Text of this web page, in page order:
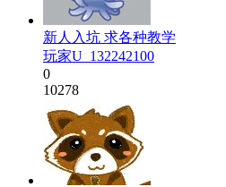
新人入坑 求各种教学
玩家U_132242100
0
10278